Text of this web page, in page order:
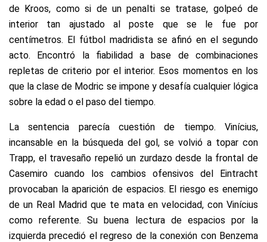
de Kroos, como si de un penalti se tratase, golpeó de
interior tan ajustado al poste que se le fue por
centímetros. El fútbol madridista se afinó en el segundo
acto. Encontró la fiabilidad a base de combinaciones
repletas de criterio por el interior. Esos momentos en los
que la clase de Modric se impone y desafía cualquier lógica
sobre la edad o el paso del tiempo.
La sentencia parecía cuestión de tiempo. Vinícius,
incansable en la búsqueda del gol, se volvió a topar con
Trapp, el travesaño repelió un zurdazo desde la frontal de
Casemiro cuando los cambios ofensivos del Eintracht
provocaban la aparición de espacios. El riesgo es enemigo
de un Real Madrid que te mata en velocidad, con Vinícius
como referente. Su buena lectura de espacios por la
izquierda precedió el regreso de la conexión con Benzema